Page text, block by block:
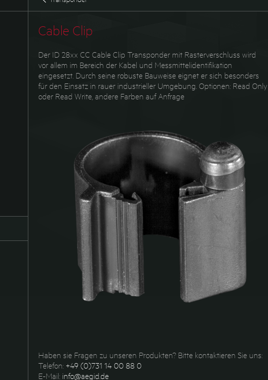
Cable Clip
Der ID 28xx CC Cable Clip Transponder mit Rasterverschluss wird
vor allem im Bereich der Kabel und Messmittelidentifikation
eingesetzt. Durch seine robuste Bauweise eignet er sich besonders
für den Einsatz in rauer industrieller Umgebung. Optionen: Read Only
oder Read Write, andere Farben auf Anfrage
Haben sie Fragen zu unseren Produkten? Bitte kontaktieren Sie uns:
Telefon: +49 (0)731 14 00 88 0
E-Mail: info@aegid.de